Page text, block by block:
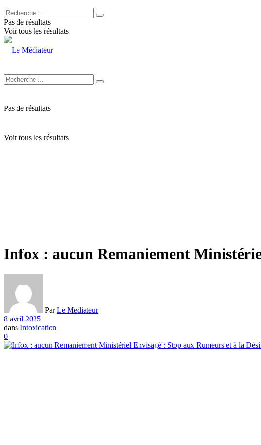
Pas de résultats
Voir tous les résultats
Pas de résultats
Voir tous les résultats
Infox : aucun Remaniement
Par Le Mediateur
8 avril 2025
dans Intoxication
0